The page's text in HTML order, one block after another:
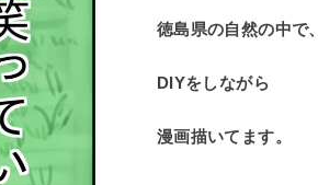
徳島県の自然の中で、
DIYをしながら
漫画描いてます。